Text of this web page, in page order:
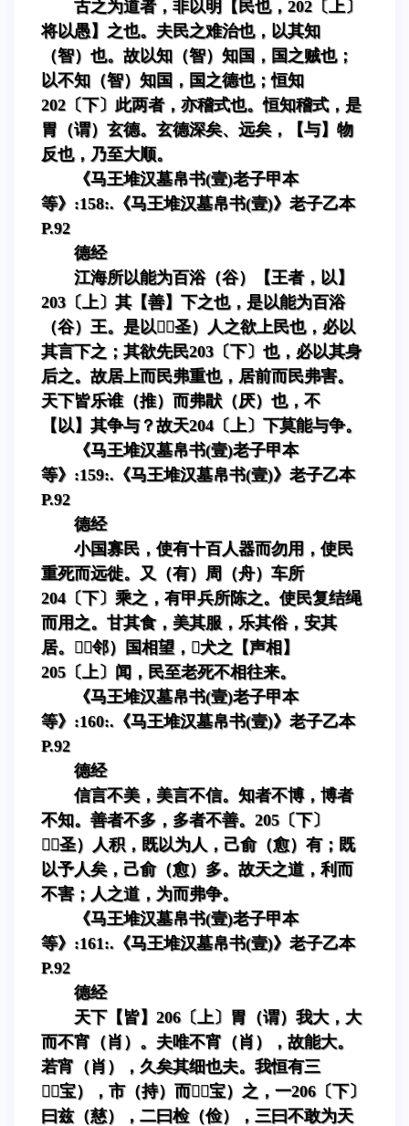
古之为道者，非以明【民也，202〔上〕
将以愚】之也。夫民之难治也，以其知
（智）也。故以知（智）知国，国之贼也；
以不知（智）知国，国之德也；恒知
202〔下〕此两者，亦稽式也。恒知稽式，是
胃（谓）玄德。玄德深矣、远矣，【与】物
反也，乃至大顺。
《马王堆汉墓帛书(壹)老子甲本
等》:158:.《马王堆汉墓帛书(壹)》老子乙本
P.92
德经
江海所以能为百浴（谷）【王者，以】
203〔上〕其【善】下之也，是以能为百浴
（谷）王。是以（圣）人之欲上民也，必以
其言下之；其欲先民203〔下〕也，必以其身
后之。故居上而民弗重也，居前而民弗害。
天下皆乐谁（推）而弗猒（厌）也，不
【以】其争与？故天204〔上〕下莫能与争。
《马王堆汉墓帛书(壹)老子甲本
等》:159:.《马王堆汉墓帛书(壹)》老子乙本
P.92
德经
小国寡民，使有十百人器而勿用，使民
重死而远徙。又（有）周（舟）车所
204〔下〕乘之，有甲兵所陈之。使民复结绳
而用之。甘其食，美其服，乐其俗，安其
居。（邻）国相望，犬之【声相】
205〔上〕闻，民至老死不相往来。
《马王堆汉墓帛书(壹)老子甲本
等》:160:.《马王堆汉墓帛书(壹)》老子乙本
P.92
德经
信言不美，美言不信。知者不博，博者
不知。善者不多，多者不善。205〔下〕
（圣）人积，既以为人，己俞（愈）有；既
以予人矣，己俞（愈）多。故天之道，利而
不害；人之道，为而弗争。
《马王堆汉墓帛书(壹)老子甲本
等》:161:.《马王堆汉墓帛书(壹)》老子乙本
P.92
德经
天下【皆】206〔上〕胃（谓）我大，大
而不宵（肖）。夫唯不宵（肖），故能大。
若宵（肖），久矣其细也夫。我恒有三
（宝），市（持）而（宝）之，一206〔下〕
曰兹（慈），二曰检（俭），三曰不敢为天